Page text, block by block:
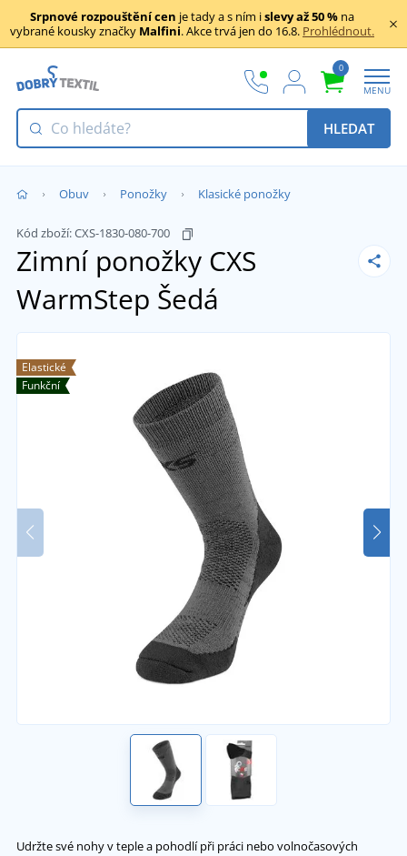
Srpnové rozpouštění cen je tady a s ním islevy až 50 % na
vybrané kousky značky Malfini. Akce trvá jen do 16.8. Prohlédnout.
0
MENU
HLEDAT
Obuv Ponožky Klasické ponožky
Kód zboží:CXS-1830-080-700
Zimní ponožky CXS
WarmStep Šedá
Elastické
Funkční
Udržte své nohy v teple a pohodlí při práci nebo volnočasových